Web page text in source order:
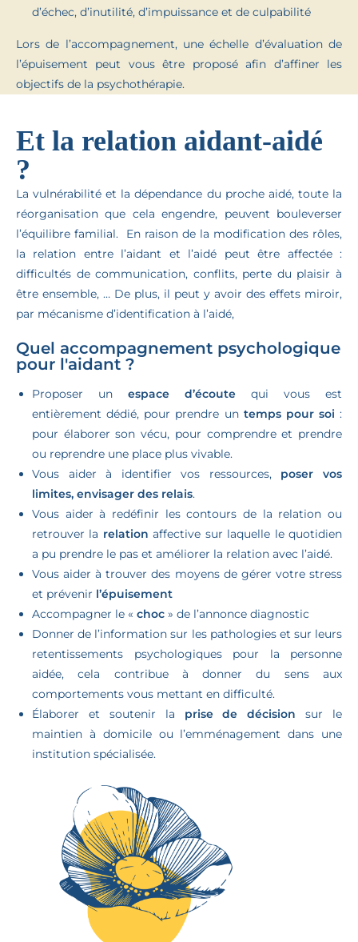
d’échec, d’inutilité, d’impuissance et de culpabilité
Lors de l’accompagnement, une échelle d’évaluation de
l’épuisement peut vous être proposé afin d’affiner les
objectifs de la psychothérapie.
Et la relation aidant-aidé
?
La vulnérabilité et la dépendance du proche aidé, toute la
réorganisation que cela engendre, peuvent bouleverser
l’équilibre familial.
En raison de la modification des rôles,
la relation entre l’aidant et l’aidé peut être affectée :
difficultés de communication, conflits, perte du plaisir à
être ensemble, … De plus, il peut y avoir des effets miroir,
par mécanisme d’identification à l’aidé,
Quel accompagnement psychologique
pour l'aidant ?
Proposer un espace d’écoute qui vous est
entièrement dédié, pour prendre un temps pour soi :
pour élaborer son vécu, pour comprendre et prendre
ou reprendre une place plus vivable.
Vous aider à identifier vos ressources, poser vos
limites, envisager des relais.
Vous aider à redéfinir les contours de la relation ou
retrouver la relation affective sur laquelle le quotidien
a pu prendre le pas et améliorer la relation avec l’aidé.
Vous aider à trouver des moyens de gérer votre stress
et prévenir l’épuisement
Accompagner le « choc » de l’annonce diagnostic
Donner de l’information sur les pathologies et sur leurs
retentissements psychologiques pour la personne
aidée, cela contribue à donner du sens aux
comportements vous mettant en difficulté.
Élaborer et soutenir la prise de décision sur le
maintien à domicile ou l’emménagement dans une
institution spécialisée.